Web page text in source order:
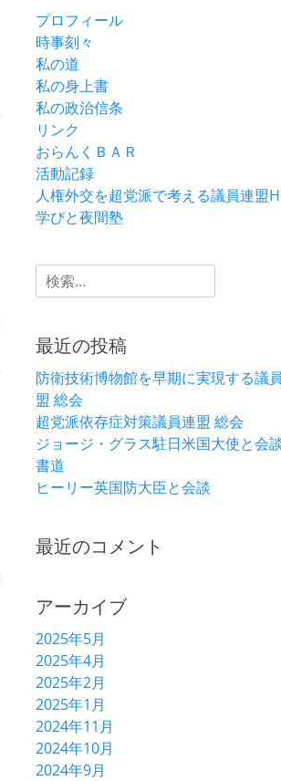
プロフィール
時事刻々
私の道
私の身上書
私の政治信条
リンク
おらんくＢＡＲ
活動記録
人権外交を超党派で考える議員連盟
学びと夜間塾
検
索:
最近の投稿
防衛技術博物館を早期に実現する議
盟 総会
超党派依存症対策議員連盟 総会
ジョージ・グラス駐日米国大使と会
書道
ヒーリー英国防大臣と会談
最近のコメント
アーカイブ
2025年5月
2025年4月
2025年2月
2025年1月
2024年11月
2024年10月
2024年9月